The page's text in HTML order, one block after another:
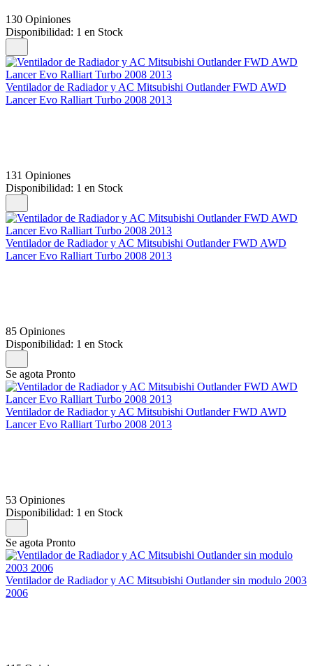
130 Opiniones
Disponibilidad: 1 en Stock
Ventilador de Radiador y AC Mitsubishi Outlander FWD AWD
Lancer Evo Ralliart Turbo 2008 2013
131 Opiniones
Disponibilidad: 1 en Stock
Ventilador de Radiador y AC Mitsubishi Outlander FWD AWD
Lancer Evo Ralliart Turbo 2008 2013
85 Opiniones
Disponibilidad: 1 en Stock
Se agota Pronto
Ventilador de Radiador y AC Mitsubishi Outlander FWD AWD
Lancer Evo Ralliart Turbo 2008 2013
53 Opiniones
Disponibilidad: 1 en Stock
Se agota Pronto
Ventilador de Radiador y AC Mitsubishi Outlander sin modulo 2003
2006